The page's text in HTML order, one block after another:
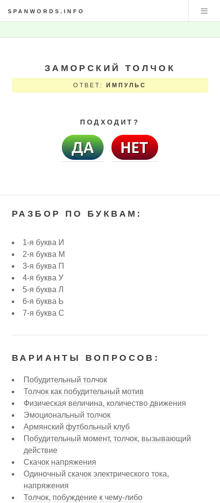
SPANWORDS.INFO
ЗАМОРСКИЙ ТОЛЧОК
ОТВЕТ: ИМПУЛЬС
ПОДХОДИТ?
РАЗБОР ПО БУКВАМ:
1-я буква И
2-я буква М
3-я буква П
4-я буква У
5-я буква Л
6-я буква Ь
7-я буква С
ВАРИАНТЫ ВОПРОСОВ:
Побудительный толчок
Толчок как побудительный мотив
Физическая величина, количество движения
Эмоциональный толчок
Армянский футбольный клуб
Побудительный момент, толчок, вызывающий
действие
Скачок напряжения
Одиночный скачок электрического тока,
напряжения
Толчок, побуждение к чему-либо